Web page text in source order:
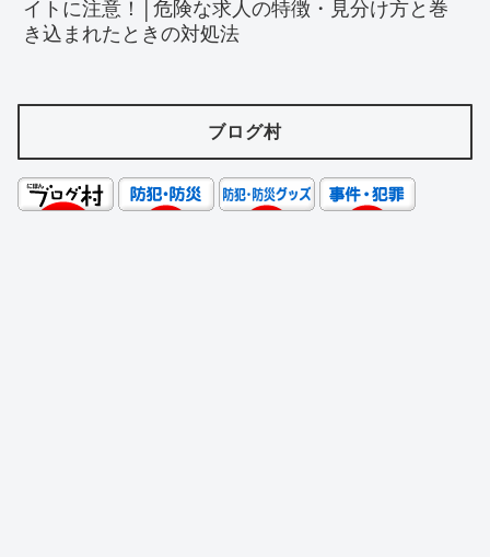
イトに注意！│危険な求人の特徴・見分け方と巻
き込まれたときの対処法
ブログ村